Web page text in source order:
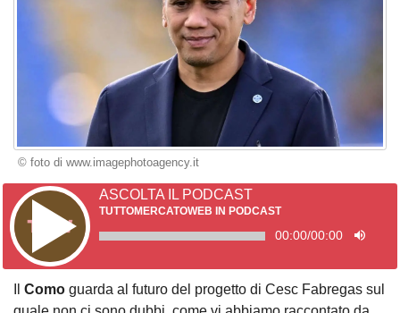
© foto di www.imagephotoagency.it
ASCOLTA IL PODCAST
TUTTOMERCATOWEB IN PODCAST
00:00/00:00
Como guarda al futuro del progetto di Cesc Fabregas sul